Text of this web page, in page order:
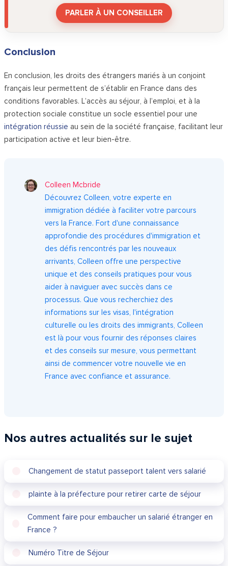
PARLER À UN CONSEILLER
Conclusion
En conclusion, les droits des étrangers mariés à un conjoint
français leur permettent de s’établir en France dans des
conditions favorables. L’accès au séjour, à l’emploi, et à la
protection sociale constitue un socle essentiel pour une
intégration réussie au sein de la société française, facilitant leur
participation active et leur bien-être.
Colleen Mcbride
Découvrez Colleen, votre experte en
immigration dédiée à faciliter votre parcours
vers la France. Fort d'une connaissance
approfondie des procédures d'immigration et
des défis rencontrés par les nouveaux
arrivants, Colleen offre une perspective
unique et des conseils pratiques pour vous
aider à naviguer avec succès dans ce
processus. Que vous recherchiez des
informations sur les visas, l'intégration
culturelle ou les droits des immigrants, Colleen
est là pour vous fournir des réponses claires
et des conseils sur mesure, vous permettant
ainsi de commencer votre nouvelle vie en
France avec confiance et assurance.
Nos autres actualités sur le sujet
Changement de statut passeport talent vers salarié
plainte à la préfecture pour retirer carte de séjour
Comment faire pour embaucher un salarié étranger en
France ?
Numéro Titre de Séjour